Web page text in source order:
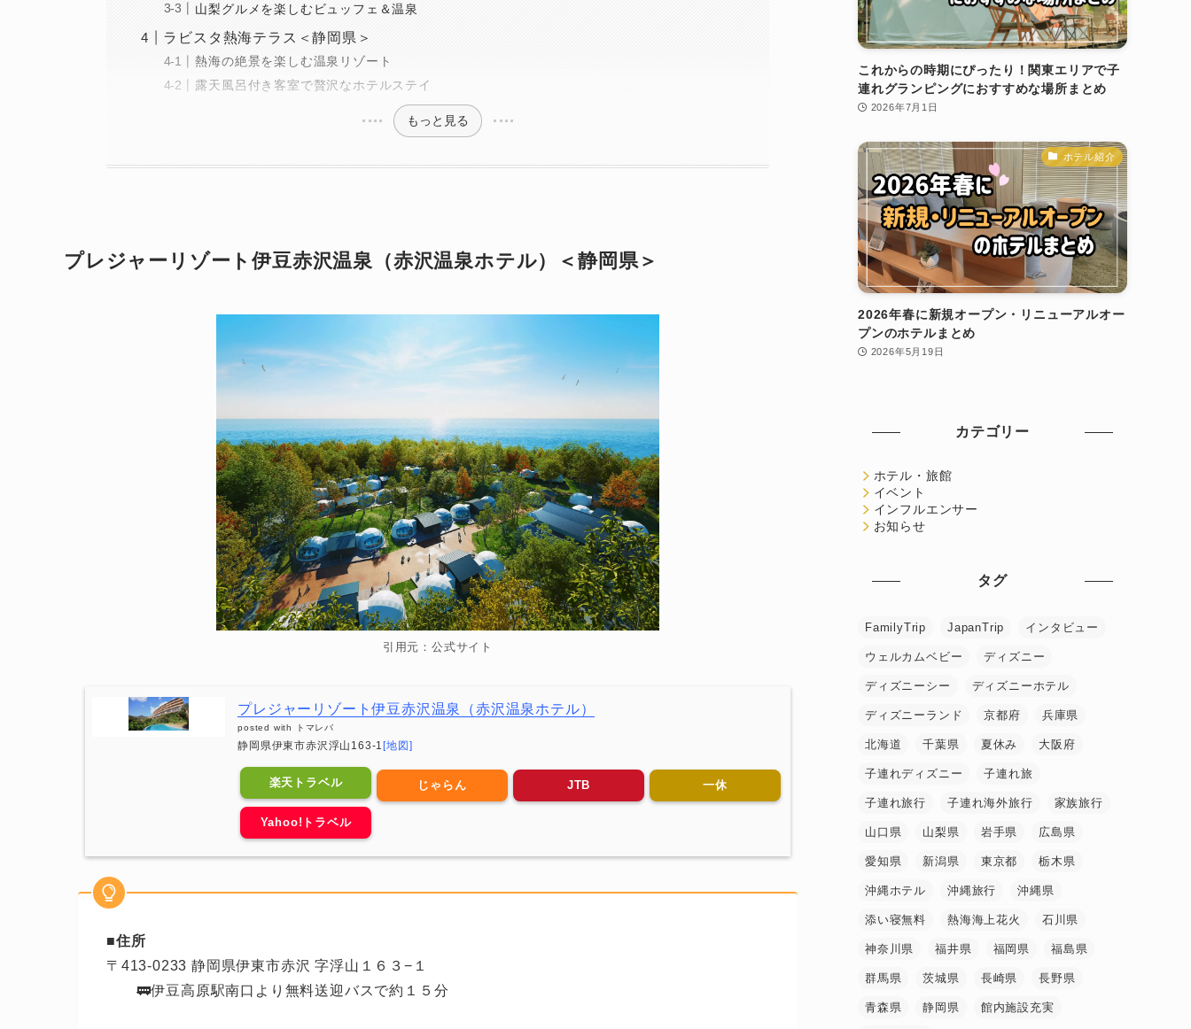
山梨グルメを楽しむビュッフェ＆温泉
ラビスタ熱海テラス＜静岡県＞
熱海の絶景を楽しむ温泉リゾート
露天風呂付き客室で贅沢なホテルステイ
もっと見る
プレジャーリゾート伊豆赤沢温泉（赤沢温泉ホテル）＜静岡県＞
引用元：公式サイト
プレジャーリゾート伊豆赤沢温泉（赤沢温泉ホテル）
posted with トマレバ
静岡県伊東市赤沢浮山163-1[地図]
楽天トラベル じゃらん JTB 一休
Yahoo!トラベル
■住所
〒413-0233 静岡県伊東市赤沢 字浮山１６３−１
🚃伊豆高原駅南口より無料送迎バスで約１５分
これからの時期にぴったり！関東エリアで子
連れグランピングにおすすめな場所まとめ
2026年7月1日
ホテル紹介
2026年春に新規オープン・リニューアルオー
プンのホテルまとめ
2026年5月19日
カテゴリー
ホテル・旅館
イベント
インフルエンサー
お知らせ
タグ
FamilyTrip JapanTrip インタビュー
ウェルカムベビー ディズニー
ディズニーシー ディズニーホテル
ディズニーランド 京都府 兵庫県
北海道 千葉県 夏休み 大阪府
子連れディズニー 子連れ旅
子連れ旅行 子連れ海外旅行 家族旅行
山口県 山梨県 岩手県 広島県
愛知県 新潟県 東京都 栃木県
沖縄ホテル 沖縄旅行 沖縄県
添い寝無料 熱海海上花火 石川県
神奈川県 福井県 福岡県 福島県
群馬県 茨城県 長崎県 長野県
青森県 静岡県 館内施設充実